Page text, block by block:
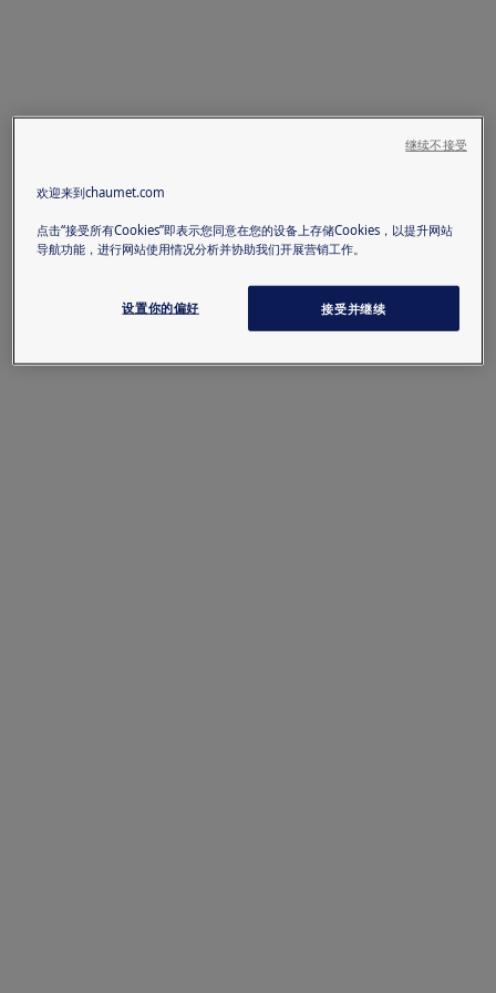
欢迎来到chaumet.com
点击“接受所有Cookies”即表示您同意在您的设备上存储Cookies，以提升网站
导航功能，进行网站使用情况分析并协助我们开展营销工作。
设置你的偏好 接受并继续
继续不接受